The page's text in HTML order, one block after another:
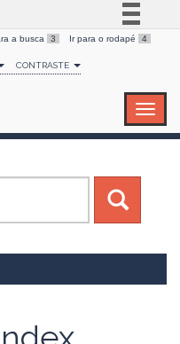
Simplifique!
Comunica BR
Canais
a busca 3 Ir para o rodapé 4
CONTRASTE